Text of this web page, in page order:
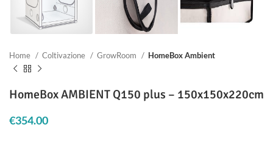
Home Coltivazione GrowRoom HomeBox Ambient
HomeBox AMBIENT Q150 plus – 150x150x220cm
€354.00